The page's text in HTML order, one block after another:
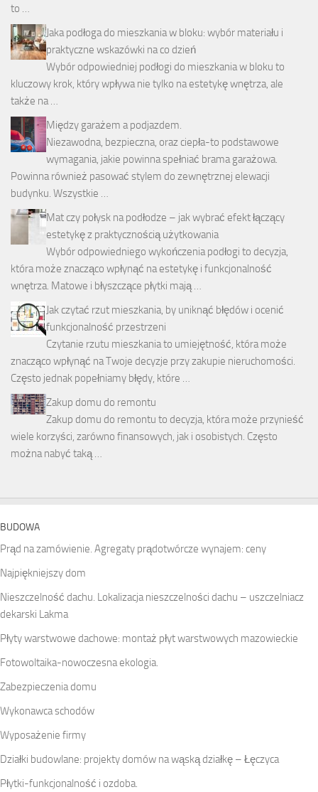
to …
Jaka podłoga do mieszkania w bloku: wybór materiału i
praktyczne wskazówki na co dzień
Wybór odpowiedniej podłogi do mieszkania w bloku to
kluczowy krok, który wpływa nie tylko na estetykę wnętrza, ale
także na …
Między garażem a podjazdem.
Niezawodna, bezpieczna, oraz ciepła-to podstawowe
wymagania, jakie powinna spełniać brama garażowa.
Powinna również pasować stylem do zewnętrznej elewacji
budynku. Wszystkie …
Mat czy połysk na podłodze – jak wybrać efekt łączący
estetykę z praktycznością użytkowania
Wybór odpowiedniego wykończenia podłogi to decyzja,
która może znacząco wpłynąć na estetykę i funkcjonalność
wnętrza. Matowe i błyszczące płytki mają …
Jak czytać rzut mieszkania, by uniknąć błędów i ocenić
funkcjonalność przestrzeni
Czytanie rzutu mieszkania to umiejętność, która może
znacząco wpłynąć na Twoje decyzje przy zakupie nieruchomości.
Często jednak popełniamy błędy, które …
Zakup domu do remontu
Zakup domu do remontu to decyzja, która może przynieść
wiele korzyści, zarówno finansowych, jak i osobistych. Często
można nabyć taką …
BUDOWA
Prąd na zamówienie. Agregaty prądotwórcze wynajem: ceny
Najpiękniejszy dom
Nieszczelność dachu. Lokalizacja nieszczelności dachu – uszczelniacz
dekarski Lakma
Płyty warstwowe dachowe: montaż płyt warstwowych mazowieckie
Fotowoltaika-nowoczesna ekologia.
Zabezpieczenia domu
Wykonawca schodów
Wyposażenie firmy
Działki budowlane: projekty domów na wąską działkę – Łęczyca
Płytki-funkcjonalność i ozdoba.